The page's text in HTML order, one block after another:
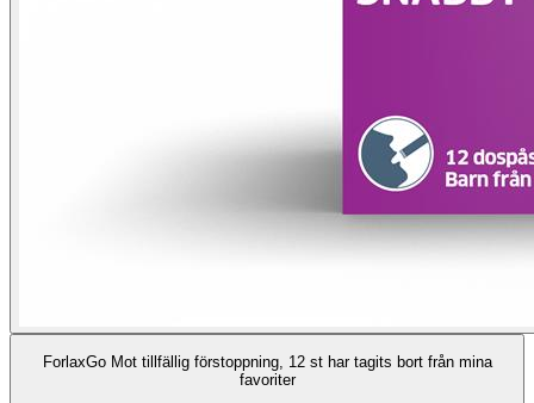
ForlaxGo Mot tillfällig förstoppning, 12 st har tagits bort från mina
favoriter